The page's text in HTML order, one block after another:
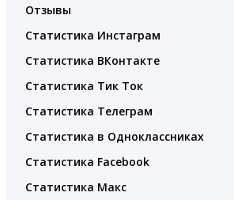
Отзывы
Статистика Инстаграм
Статистика ВКонтакте
Статистика Тик Ток
Статистика Телеграм
Статистика в Одноклассниках
Статистика Facebook
Статистика Макс